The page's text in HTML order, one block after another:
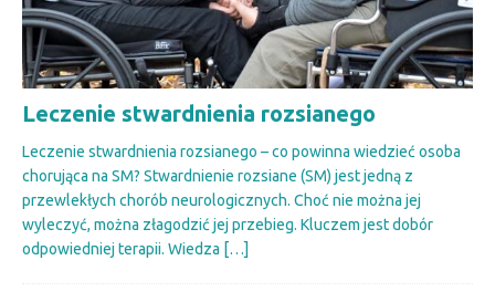
Leczenie stwardnienia rozsianego
Leczenie stwardnienia rozsianego – co powinna wiedzieć osoba
chorująca na SM? Stwardnienie rozsiane (SM) jest jedną z
przewlekłych chorób neurologicznych. Choć nie można jej
wyleczyć, można złagodzić jej przebieg. Kluczem jest dobór
odpowiedniej terapii. Wiedza […]